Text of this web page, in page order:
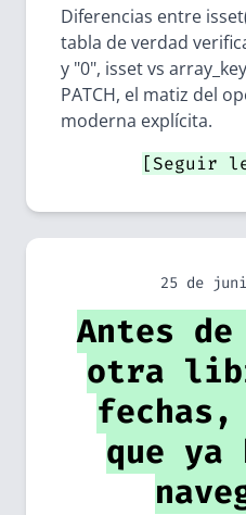
Diferencias entre
tabla de verdad
y "0", isset vs
PATCH, el matiz del
moderna explícita.
[Seguir
25 de
Antes
otra
que ya